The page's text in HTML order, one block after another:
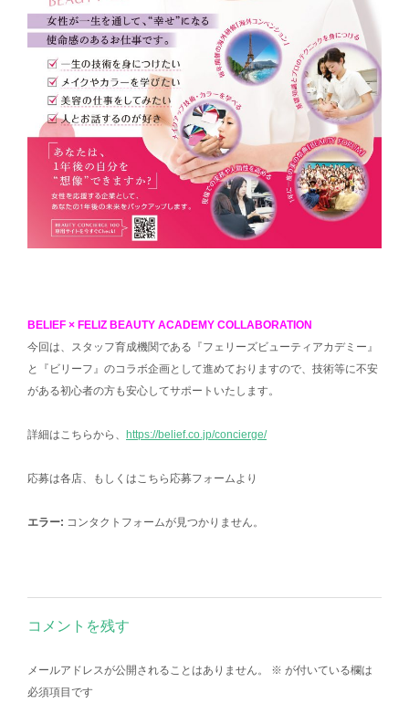
BELIEF × FELIZ BEAUTY ACADEMY COLLABORATION
今回は、スタッフ育成機関である『フェリーズビューティアカデミー』
と『ビリーフ』のコラボ企画として進めておりますので、技術等に不安
がある初心者の方も安心してサポートいたします。
詳細はこちらから、 https://belief.co.jp/concierge/
応募は各店、もしくはこちら応募フォームより
エラー: コンタクトフォームが見つかりません。
コメントを残す
メールアドレスが公開されることはありません。 ※ が付いている欄は
必須項目です